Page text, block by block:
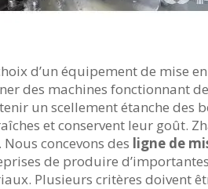
d’un équipement de mise
des machines fonctionnant
un scellement étanche des
et conservent leur goût.
Nous concevons des ligne de
de produire
Plusieurs critères doivent